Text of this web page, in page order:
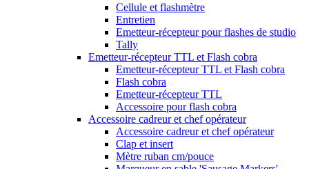
Cellule et flashmètre
Entretien
Emetteur-récepteur pour flashes de studio
Tally
Emetteur-récepteur TTL et Flash cobra
Emetteur-récepteur TTL et Flash cobra
Flash cobra
Emetteur-récepteur TTL
Accessoire pour flash cobra
Accessoire cadreur et chef opérateur
Accessoire cadreur et chef opérateur
Clap et insert
Mètre ruban cm/pouce